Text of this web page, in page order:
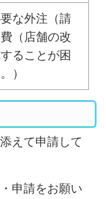
な外注（請
（店舗の改
ることが困
）
えて申請して
申請をお願い